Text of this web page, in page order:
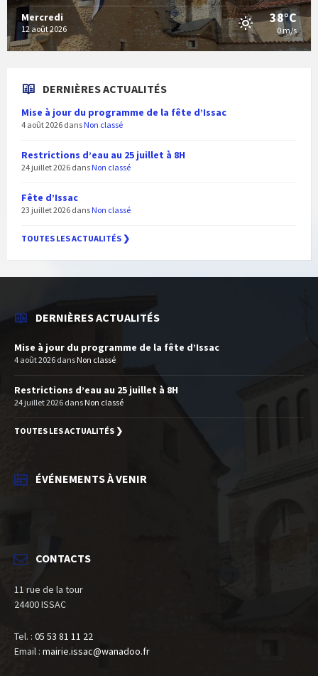
Mercredi
12 août 2026
38°C
0 m/s
DERNIÈRES ACTUALITÉS
Mise à jour du programme de la fête d’Issac
4 août 2026 dansNon classé
Restrictions d’eau au 25 juillet à 8H
24 juillet 2026 dansNon classé
Fête d’Issac
23 juillet 2026 dansNon classé
TOUTES LES ACTUALITÉS ❯
DERNIÈRES ACTUALITÉS
Mise à jour du programme de la fête d’Issac
4 août 2026 dansNon classé
Restrictions d’eau au 25 juillet à 8H
24 juillet 2026 dansNon classé
TOUTES LES ACTUALITÉS ❯
ÉVÉNEMENTS À VENIR
CONTACTS
11 rue de la tour
24400 ISSAC
Tel. : 05 53 81 11 22
Email : mairie.issac@wanadoo.fr